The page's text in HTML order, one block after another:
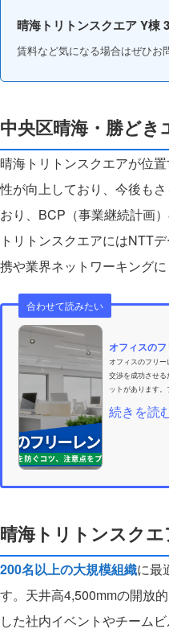
晴海トリトンスクエア Y棟
賃料など気になる場合はぜひお
中央区晴海・勝ど
晴海トリトンスクエアが位置
性が向上しており、今後も
おり、BCP（事業継続計画
トリトンスクエアにはNTT
携や業界ネットワーキング
合わせて読みたい
オフィスの
オフィスのフリ
交渉を成功させ
ットがあります
続きを読
晴海トリトンスク
200名以上の大規模組織に最
す。天井高4,500mmの開放
した社内イベントやチーム